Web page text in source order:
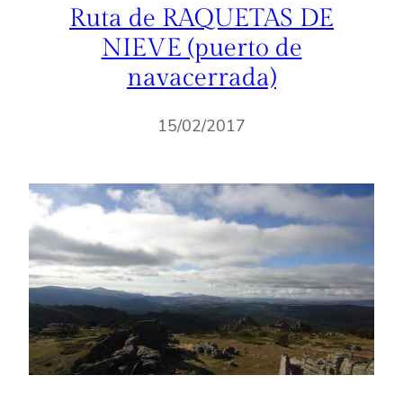
Ruta de RAQUETAS DE
NIEVE (puerto de
navacerrada)
15/02/2017